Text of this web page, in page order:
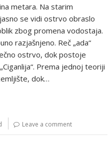
metara. Na starim
se vidi ostrvo obraslo
zbog promena vodostaja.
razjašnjeno. Reč „ada“
ostrvo, dok postoje
Prema jednoj teoriji
dok…
Leave a comment